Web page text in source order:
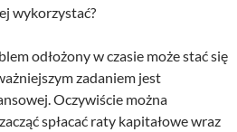
wykorzystać?
odłożony w czasie może stać się
zadaniem jest
Oczywiście można
spłacać raty kapitałowe wraz